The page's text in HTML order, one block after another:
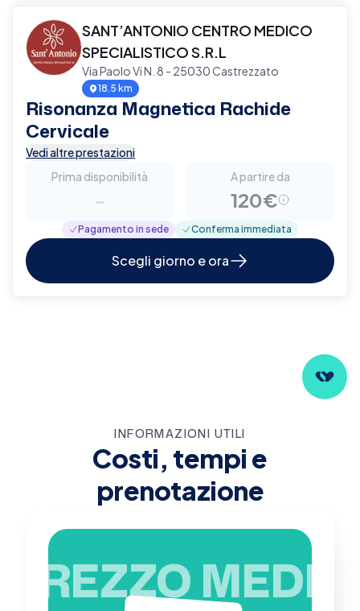
SANT’ANTONIO CENTRO MEDICO
SPECIALISTICO S.R.L
Via Paolo Vi N. 8 - 25030 Castrezzato
18.5 km
Risonanza Magnetica Rachide
Cervicale
Vedi altre prestazioni
Prima disponibilità
-
A partire da
120€
Pagamento in sede Conferma immediata
Scegli giorno e ora
INFORMAZIONI UTILI
Costi, tempi e
prenotazione
PREZZO MEDIO